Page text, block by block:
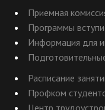
Приемная
Программы
Информация для
Расписание
Профком